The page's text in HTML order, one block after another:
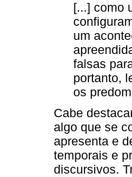
[...] como
um
falsas
portanto,
os
Cabe
algo que se
apresenta e
temporais e
discursivos.